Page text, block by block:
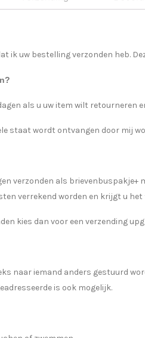
ik uw bestelling verzonden heb.
als u uw item wilt retourneren
staat wordt ontvangen door mij
verzonden als brievenbuspakje+
verrekend worden en krijgt u
kies dan voor een verzending
naar iemand anders gestuurd
is ook mogelijk.